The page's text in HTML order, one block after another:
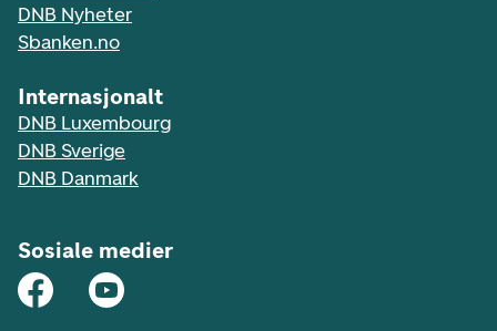
DNB Nyheter
Sbanken.no
Internasjonalt
DNB Luxembourg
DNB Sverige
DNB Danmark
Sosiale medier